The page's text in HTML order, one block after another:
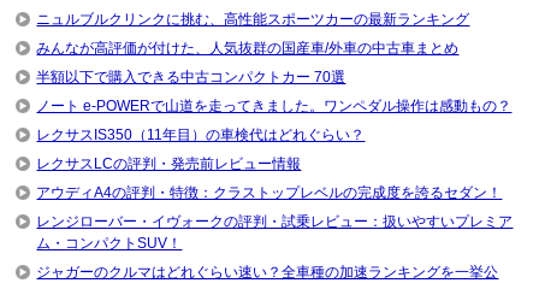
ニュルブルクリンクに挑む、高性能スポーツカーの最新ランキング
みんなが高評価が付けた、人気抜群の国産車/外車の中古車まとめ
半額以下で購入できる中古コンパクトカー 70選
ノート e-POWERで山道を走ってきました。ワンペダル操作は感動もの？
レクサスIS350（11年目）の車検代はどれぐらい？
レクサスLCの評判・発売前レビュー情報
アウディA4の評判・特徴：クラストップレベルの完成度を誇るセダン！
レンジローバー・イヴォークの評判・試乗レビュー：扱いやすいプレミア
ム・コンパクトSUV！
ジャガーのクルマはどれぐらい速い？全車種の加速ランキングを一挙公